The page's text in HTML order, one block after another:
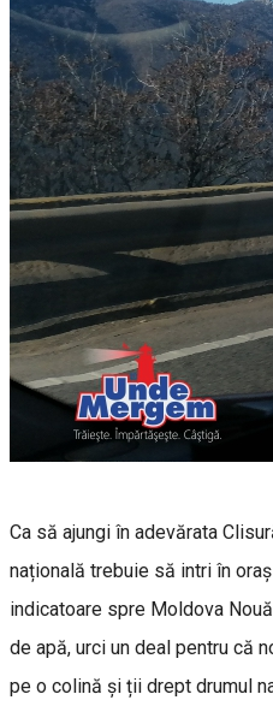
Ca să ajungi în adevărata
națională trebuie să intri în
indicatoare spre Moldova
de apă, urci un deal pentru că
pe o colină și ții drept drumul